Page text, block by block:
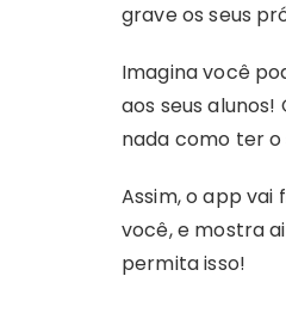
grave os seus
Imagina você
aos seus
nada como ter
Assim, o app vai
você, e mostra
permita isso!